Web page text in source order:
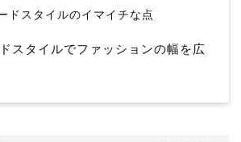
ドスタイルのイマイチな点
スタイルでファッションの幅を広